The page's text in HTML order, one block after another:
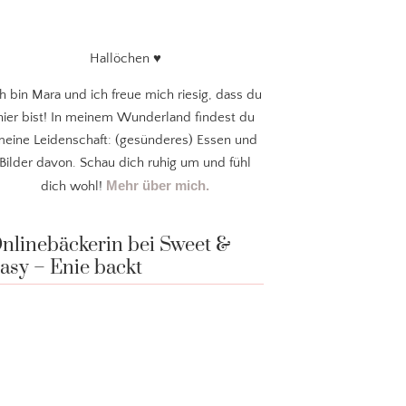
Hallöchen ♥
bin Mara und ich freue mich riesig, dass du
bist! In meinem Wunderland findest du
Leidenschaft: (gesünderes) Essen und
Bilder davon. Schau dich ruhig um und fühl
dich wohl! Mehr über mich.
bei Sweet &
– Enie backt